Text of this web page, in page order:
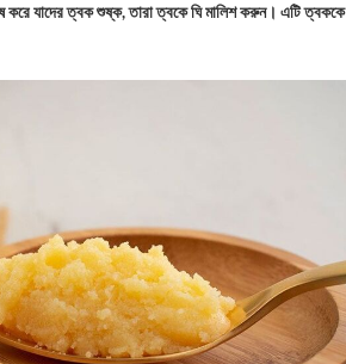
করে যাদের ত্বক শুষ্ক, তারা ত্বকে ঘি মালিশ করুন। এটি ত্বককে